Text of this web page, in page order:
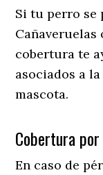
Si tu perro se
Cañaveruelas
cobertura te
asociados a
mascota.
Cobertura
En caso de